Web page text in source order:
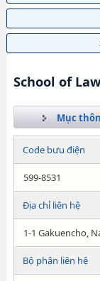
School of
Mục
Code bưu điện
599-8531
Địa chỉ liên hệ
1-1 Gakuencho,
Bộ phận liên hệ